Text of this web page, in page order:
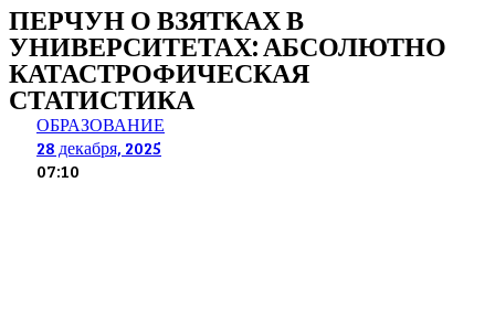
ПЕРЧУН О ВЗЯТКАХ В
УНИВЕРСИТЕТАХ: АБСОЛЮТНО
КАТАСТРОФИЧЕСКАЯ
СТАТИСТИКА
ОБРАЗОВАНИЕ
28 декабря, 2025
07:10